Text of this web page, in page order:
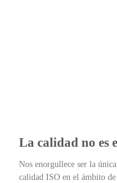
La calidad no es
Nos enorgullece ser la
calidad ISO en el ámbito